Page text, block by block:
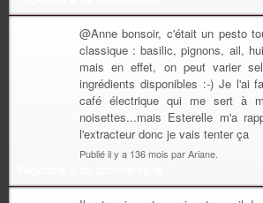
@Anne bonsoir, c'était un pesto
classique : basilic, pignons, ail,
mais en effet, on peut varier
ingrédients disponibles :-) Je l'ai
café électrique qui me sert à
noisettes...mais Esterelle m'a
l'extracteur donc je vais tenter ça
Publié il y a 136 mois par Ariane.